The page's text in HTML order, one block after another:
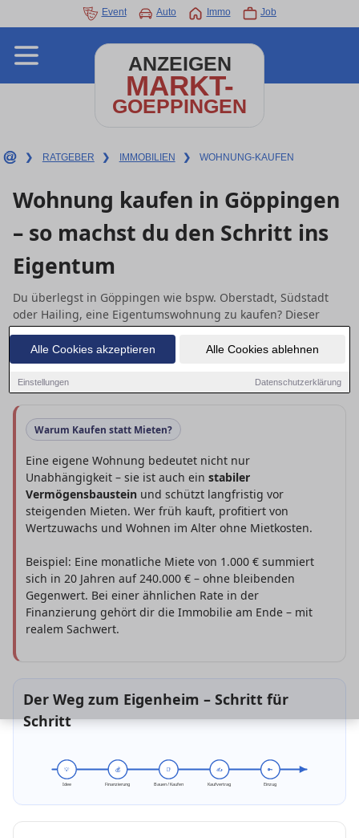
Alle Cookies akzeptieren Alle Cookies ablehnen
Einstellungen Datenschutzerklärung
Event Auto Immo Job
ANZEIGEN
MARKT-
GOEPPINGEN
❯ RATGEBER ❯ IMMOBILIEN ❯ WOHNUNG-KAUFEN
Wohnung kaufen in Göppingen
– so machst du den Schritt ins
Eigentum
Du überlegst in Göppingen wie bspw. Oberstadt, Südstadt
oder Hailing, eine Eigentumswohnung zu kaufen? Dieser
Leitfaden zeigt dir, wie du dein Budget realistisch planst, die
richtige Finanzierung und mögliche Fördermöglichkeiten in
Baden-Württemberg findest und sicher zum Kaufabschluss
kommst.
Warum Kaufen statt Mieten?
Eine eigene Wohnung bedeutet nicht nur
Unabhängigkeit – sie ist auch ein stabiler
Vermögensbaustein und schützt langfristig vor
steigenden Mieten. Wer früh kauft, profitiert von
Wertzuwachs und Wohnen im Alter ohne Mietkosten.
Beispiel: Eine monatliche Miete von 1.000 € summiert
sich in 20 Jahren auf 240.000 € – ohne bleibenden
Gegenwert. Bei einer ähnlichen Rate in der
Finanzierung gehört dir die Immobilie am Ende – mit
realem Sachwert.
Der Weg zum Eigenheim – Schritt für
Schritt
💡
Idee
💰
Finanzierung
📑
Bauen / Kaufen
✍️
Kaufvertrag
🔑
Einzug